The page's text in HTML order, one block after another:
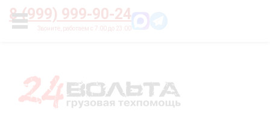
8 (999) 999-90-24
УСЛУГИ
Главная О нас Цены